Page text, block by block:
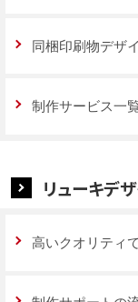
同梱印刷物デザ
制作サービス一
リューキデ
高いクオリティ